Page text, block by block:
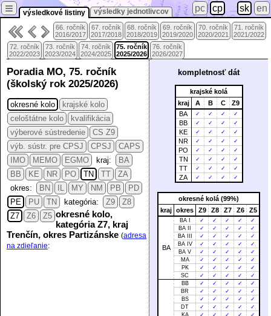
výsledkové listiny výsledky jednotlivcov
≡ pc cp sk en
66. ročník
2016/2017
67. ročník
2017/2018
68. ročník
2018/2019
69. ročník
2019/2020
70. ročník
2020/2021
71. ročník
2021/2022
72. ročník
2022/2023
73. ročník
2023/2024
74. ročník
2024/2025
75. ročník
2025/2026
76. ročník
2026/2027
kompletnosť dát
krajské kolá
kraj
A B C
Z9
BA
✓ ✓ ✓ ✓
BB ✓ ✓ ✓ ✓
KE ✓ ✓ ✓ ✓
NR ✓ ✓ ✓ ✓
PO ✓ ✓ ✓ ✓
TN ✓ ✓ ✓ ✓
TT ✓ ✓ ✓ ✓
ZA ✓ ✓ ✓ ✓
okresné kolá (99%)
kraj okres Z9 Z8 Z7 Z6 Z5
BA
BA I ✓ ✓ ✓ ✓
✓
BA II
✓ ✓ ✓ ✓
✓
BA III
✓ ✓ ✓ ✓
✓
BA IV
✓ ✓ ✓ ✓
✓
BA V
✓ ✓ ✓ ✓
✓
MA
✓ ✓ ✓ ✓
✓
PK
✓ ✓ ✓ ✓
✓
SC
✓ ✓ ✓ ✓ ✓
BB ✓ ✓ ✓ ✓
✓
BR
✓ ✓ ✓ ✓
✓
BS
✓ ✓ ✓ ✓
✓
DT
✓ ✓ ✓ ✓
✓
KA
✓ ✓ ✓ ✓
✓
Poradia MO, 75. ročník
(školský rok 2025/2026)
okresné kolo
krajské kolo
celoštátne kolo
kvalifikácia
výberové sústredenie
CS Z9
výb. sústr. pre CPSJ
CPSJ
CAPS
IMO
MEMO EGMO kraj:
BA
BB
KE NR PO TN TT
ZA
okres:
BN MY NM PB
PD
PE
PU TN kategória: Z9
Z8
Z7
Z6 Z5 okresné kolo,
kategória Z7, kraj
Trenčín, okres Partizánske (adresa
na zdieľanie: